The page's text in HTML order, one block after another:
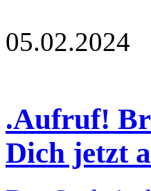
05.02.2024
.Aufruf!
Dich jetzt